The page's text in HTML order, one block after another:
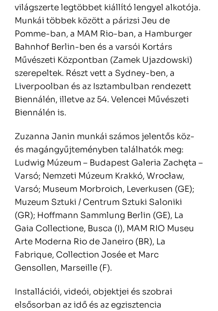
világszerte legtöbbet kiállító lengyel alkotója.
Munkái többek között a párizsi Jeu de
Pomme-ban, a MAM Rio-ban, a Hamburger
Bahnhof Berlin-ben és a varsói Kortárs
Művészeti Központban (Zamek Ujazdowski)
szerepeltek. Részt vett a Sydney-ben, a
Liverpoolban és az Isztambulban rendezett
Biennálén, illetve az 54. Velencei Művészeti
Biennálén is.
Zuzanna Janin munkái számos jelentős köz-
és magángyűjteményben találhatók meg:
Ludwig Múzeum – Budapest Galeria Zachęta –
Varsó; Nemzeti Múzeum Krakkó, Wrocław,
Varsó; Museum Morbroich, Leverkusen (GE);
Muzeum Sztuki / Centrum Sztuki Saloniki
(GR); Hoffmann Sammlung Berlin (GE), La
Gaia Collectione, Busca (I), MAM RIO Museu
Arte Moderna Rio de Janeiro (BR), La
Fabrique, Collection Josée et Marc
Gensollen, Marseille (F).
Installációi, videói, objektjei és szobrai
elsősorban az idő és az egzisztencia